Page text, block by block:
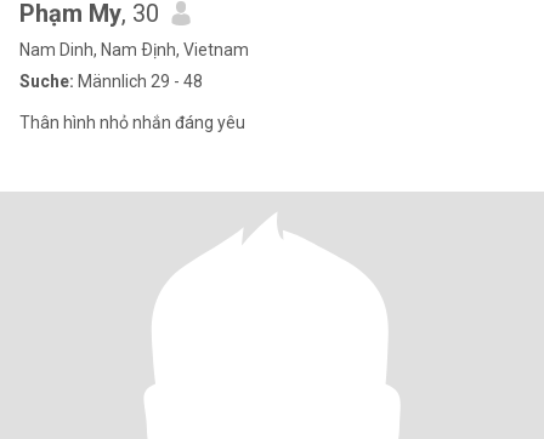
Phạm My, 30
Nam Dinh, Nam Ðịnh, Vietnam
Suche: Männlich 29 - 48
Thân hình nhỏ nhắn đáng yêu